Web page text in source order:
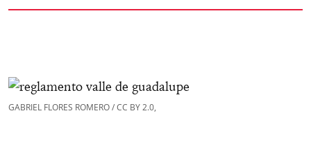
GABRIEL FLORES ROMERO / CC BY 2.0,